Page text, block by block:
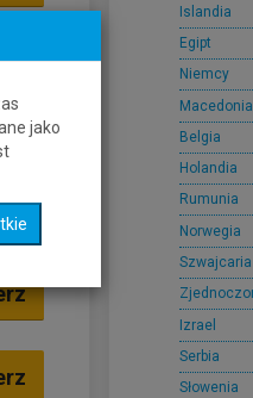
Islandia
Egipt
Niemcy
Macedonia
Belgia
Holandia
Rumunia
Norwegia
Szwajcaria
Izrael
Serbia
Słowenia
jako